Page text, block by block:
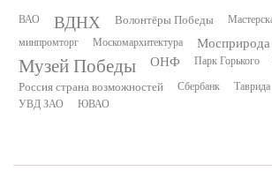
ВАО ВДНХ Волонтёры Победы
минпромторг
Москомархитектура Мосприрода
Музей Победы ОНФ Парк Горького
Россия страна возможностей Сбербанк Таврида
УВД ЗАО
ЮВАО